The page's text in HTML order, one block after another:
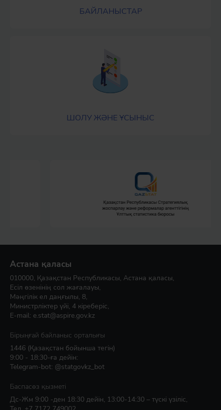
БАЙЛАНЫСТАР
ШОЛУ ЖӘНЕ ҰСЫНЫС
Астана қаласы
010000, Қазақстан Республикасы, Астана қаласы,
Есіл өзенінің сол жағалауы,
Мәңгілік ел даңғылы, 8,
Министрліктер үйі, 4 кіреберіс,
E-mail: e.stat@aspire.gov.kz
Бірыңғай байланыс орталығы
1446 (Қазақстан бойынша тегін)
9:00 - 18:30-ға дейін:
Telegram-bot: @statgovkz_bot
Баспасөз қызметі
Дс-Жм 9:00 -ден 18:30 дейін, 13:00-14:30 – түскі үзіліс,